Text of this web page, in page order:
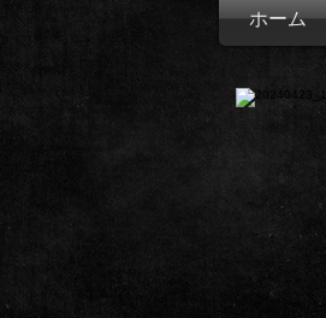
ホーム